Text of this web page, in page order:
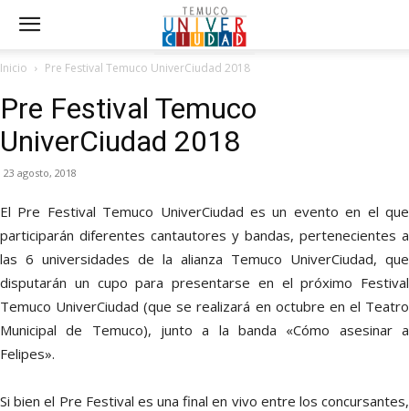
Inicio Pre Festival Temuco UniverCiudad 2018
Pre Festival Temuco
UniverCiudad 2018
23 agosto, 2018
El Pre Festival Temuco UniverCiudad es un evento en el que
participarán diferentes cantautores y bandas, pertenecientes a
las 6 universidades de la alianza Temuco UniverCiudad, que
disputarán un cupo para presentarse en el próximo Festival
Temuco UniverCiudad (que se realizará en octubre en el Teatro
Municipal de Temuco), junto a la banda «Cómo asesinar a
Felipes».
Si bien el Pre Festival es una final en vivo entre los concursantes,